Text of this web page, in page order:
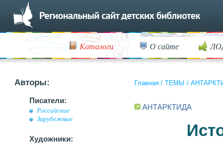
Каталоги О сайте
Авторы:
Писатели:
Российские
Зарубежные
Художники:
Главная / ТЕМЫ /
АНТАРКТИДА